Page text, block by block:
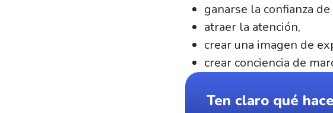
ganarse la confianza
atraer la atención,
crear una imagen de
crear conciencia de
Ten claro qué